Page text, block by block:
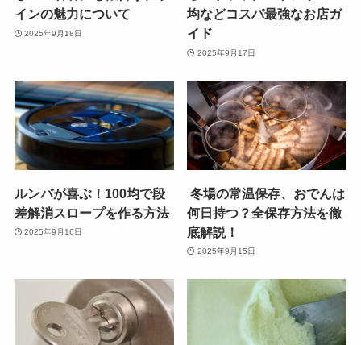
インの魅力について
2025年9月18日
均などコスパ最強なお店ガ
イド
2025年9月17日
ルンバが喜ぶ！100均で段
差解消スロープを作る方法
2025年9月16日
冬場の常温保存、おでんは
何日持つ？全保存方法を徹
底解説！
2025年9月15日